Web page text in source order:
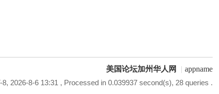
美国论坛加州华人网 | appname
8, 2026-8-6 13:31 , Processed in 0.039937 second(s), 28 queries .